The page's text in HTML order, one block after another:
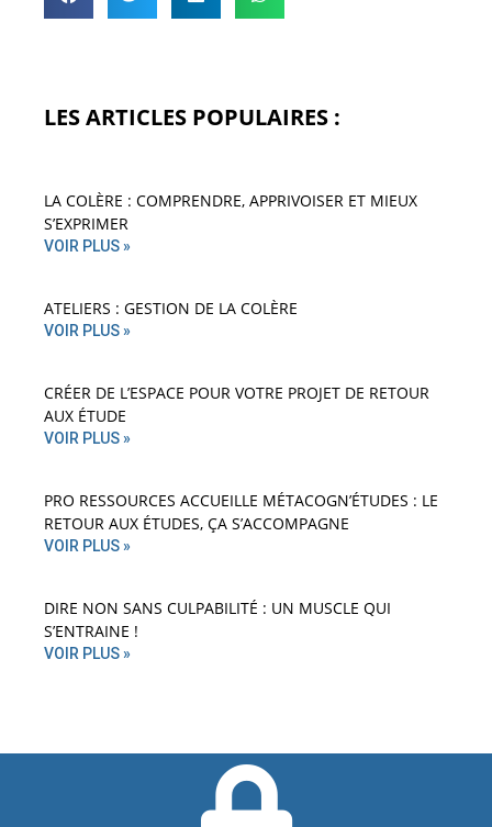
LES ARTICLES POPULAIRES :
LA COLÈRE : COMPRENDRE, APPRIVOISER ET MIEUX
S’EXPRIMER
VOIR PLUS »
ATELIERS : GESTION DE LA COLÈRE
VOIR PLUS »
CRÉER DE L’ESPACE POUR VOTRE PROJET DE RETOUR
AUX ÉTUDE
VOIR PLUS »
PRO RESSOURCES ACCUEILLE MÉTACOGN’ÉTUDES : LE
RETOUR AUX ÉTUDES, ÇA S’ACCOMPAGNE
VOIR PLUS »
DIRE NON SANS CULPABILITÉ : UN MUSCLE QUI
S’ENTRAINE !
VOIR PLUS »